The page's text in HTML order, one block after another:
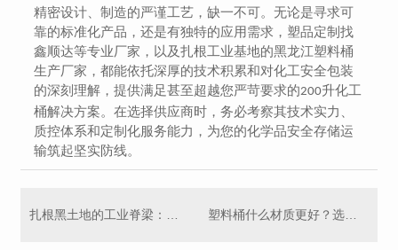
精密设计、制造的严谨工艺，缺一不可。无论是寻求可
靠的标准化产品，还是有独特的应用需求，塑品定制找
鑫顺达等专业厂家，以及扎根工业基地的黑龙江塑料桶
生产厂家，都能依托深厚的技术积累和对化工安全包装
的深刻理解，提供满足甚至超越您严苛要求的200升化工
桶解决方案。在选择供应商时，务必考察其技术实力、
质控体系和定制化服务能力，为您的化学品安全存储运
输筑起坚实防线。